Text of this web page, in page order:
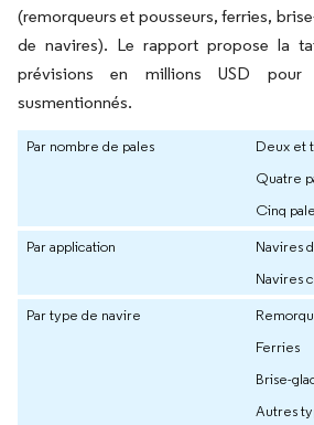
(remorqueurs et pousseurs, ferries,
de navires). Le rapport propose la
prévisions en millions USD pour
susmentionnés.
Par nombre de pales
Deux et
Quatre
Cinq
Par application
Navires
Navires
Par type de navire
Ferries
Brise-
Autres